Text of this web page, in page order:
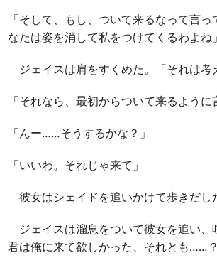
「そして、もし、ついて来るなって言
なたは姿を消して私をつけてくるわよね」
ジェイスは肩をすくめた。「それは考
「それなら、最初からついて来るように
「んー……そうするかな？」
「いいわ。それじゃ来て」
彼女はシェイドを追いかけて歩きだし
ジェイスは溜息をついて彼女を追い、
君は俺に来て欲しかった、それとも……？